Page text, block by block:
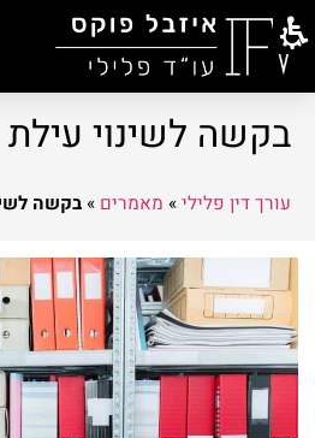
בקשה לשינוי
עורך דין פלילי» מאמרים »בקשה